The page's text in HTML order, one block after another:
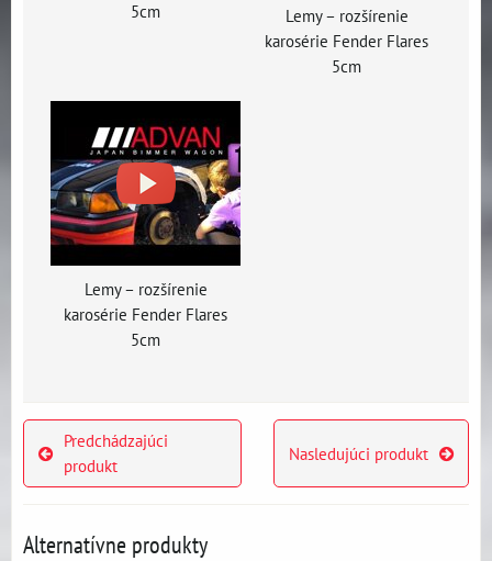
5cm
Lemy – rozšírenie
karosérie Fender Flares
5cm
Lemy – rozšírenie
karosérie Fender Flares
5cm
Predchádzajúci
produkt
Nasledujúci produkt
Alternatívne produkty